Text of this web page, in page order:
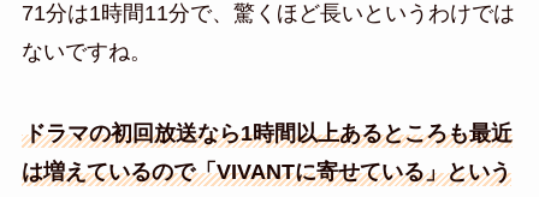
71分は1時間11分で、驚くほど長いというわけでは
ないですね。
ドラマの初回放送なら1時間以上あるところも最近
は増えているので「VIVANTに寄せている」という